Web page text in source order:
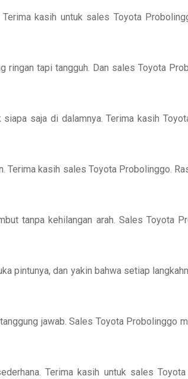
kasih untuk sales Toyota
ringan tapi tangguh. Dan sales Toyota
saja di dalamnya. Terima kasih
Terima kasih sales Toyota Probolinggo.
tanpa kehilangan arah. Sales Toyota
pintunya, dan yakin bahwa setiap
jawab. Sales Toyota Probolinggo
Terima kasih untuk sales